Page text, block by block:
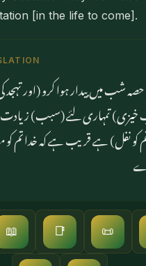
[in the life to come].
شب میں بیدار ہوا کرو (اور تہجد
تمہاری لئے (سبب)
کو نفل) ہے قریب ہے کہ خدا تم کو
📖 📑 📜